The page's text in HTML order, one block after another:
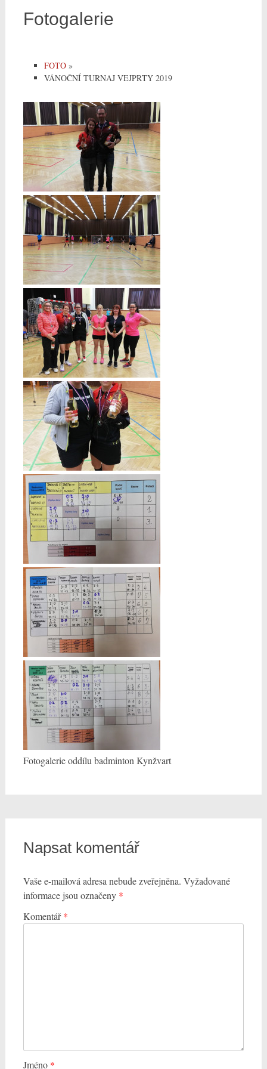
Fotogalerie
FOTO »
VÁNOČNÍ TURNAJ VEJPRTY 2019
Fotogalerie oddílu badminton Kynžvart
Napsat komentář
Vaše e-mailová adresa nebude zveřejněna. Vyžadované
informace jsou označeny *
Komentář*
Jméno *